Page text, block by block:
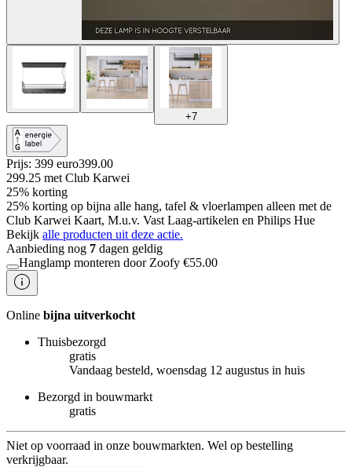
+7
Prijs: 399 euro399.00
299.25 met Club Karwei
25% korting
25% korting op bijna alle hang, tafel & vloerlampen alleen met de
Club Karwei Kaart, M.u.v. Vast Laag-artikelen en Philips Hue
Bekijk alle producten uit deze actie.
Aanbieding nog 7 dagen geldig
Hanglamp monteren door Zoofy €55.00
Online bijna uitverkocht
Thuisbezorgd
gratis
Vandaag besteld, woensdag 12 augustus in huis
Bezorgd in bouwmarkt
gratis
Niet op voorraad in onze bouwmarkten. Wel op bestelling
verkrijgbaar.